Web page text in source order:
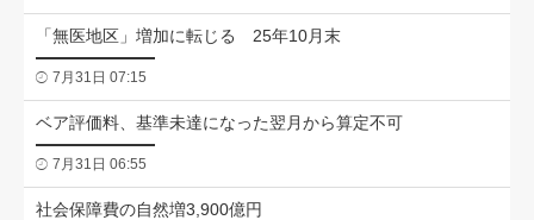
「無医地区」増加に転じる 25年10月末
7月31日 07:15
ベア評価料、基準未達になった翌月から算定不可
7月31日 06:55
社会保障費の自然増3,900億円